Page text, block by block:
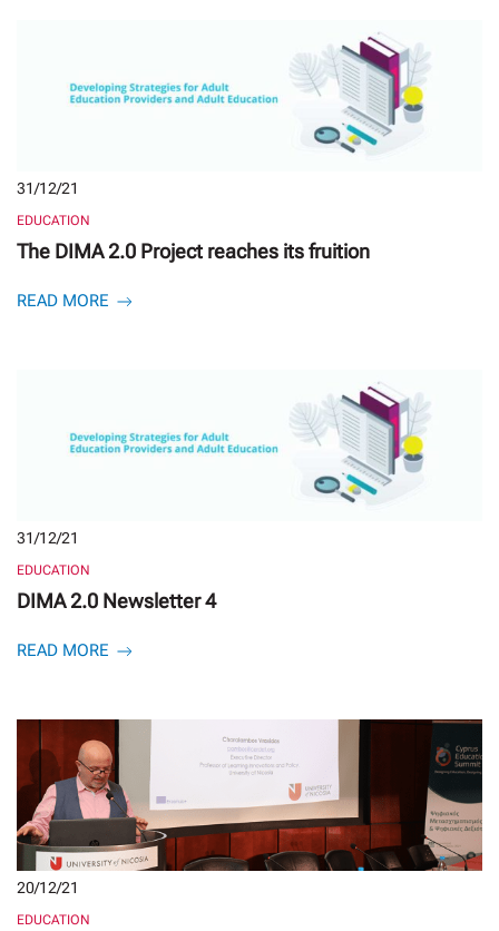
31/12/21
EDUCATION
The DIMA 2.0 Project reaches its fruition
READ MORE
31/12/21
EDUCATION
DIMA 2.0 Newsletter 4
READ MORE
20/12/21
EDUCATION